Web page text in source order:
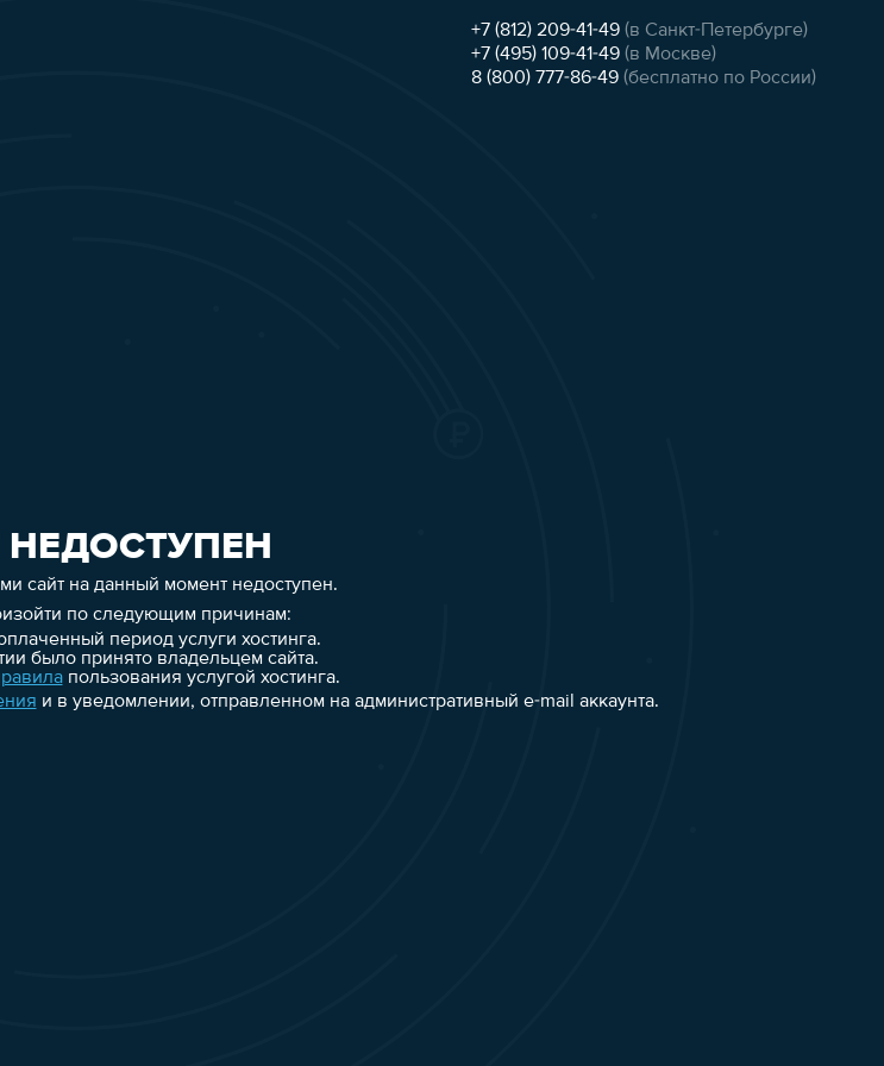
+7 (812) 209-41-49 (в Санкт-Петербурге)
+7 (495) 109-41-49 (в Москве)
8 (800) 777-86-49 (бесплатно по России)
НЕДОСТУПЕН
сайт на данный момент недоступен.
по следующим причинам:
период услуги хостинга.
было принято владельцем сайта.
пользования услугой хостинга.
и в уведомлении, отправленном на административный e-mail аккаунта.